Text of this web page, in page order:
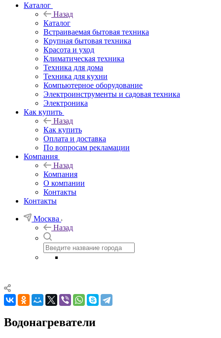
Каталог
Назад
Каталог
Встраиваемая бытовая техника
Крупная бытовая техника
Красота и уход
Климатическая техника
Техника для дома
Техника для кухни
Компьютерное оборудование
Электроинструменты и садовая техника
Электроника
Как купить
Назад
Как купить
Оплата и доставка
По вопросам рекламации
Компания
Назад
Компания
О компании
Контакты
Контакты
Москва
Назад
Водонагреватели